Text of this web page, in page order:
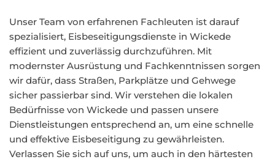
Unser Team von erfahrenen Fachleuten ist darauf
spezialisiert, Eisbeseitigungsdienste in Wickede
effizient und zuverlässig durchzuführen. Mit
modernster Ausrüstung und Fachkenntnissen sorgen
wir dafür, dass Straßen, Parkplätze und Gehwege
sicher passierbar sind. Wir verstehen die lokalen
Bedürfnisse von Wickede und passen unsere
Dienstleistungen entsprechend an, um eine schnelle
und effektive Eisbeseitigung zu gewährleisten.
Verlassen Sie sich auf uns, um auch in den härtesten